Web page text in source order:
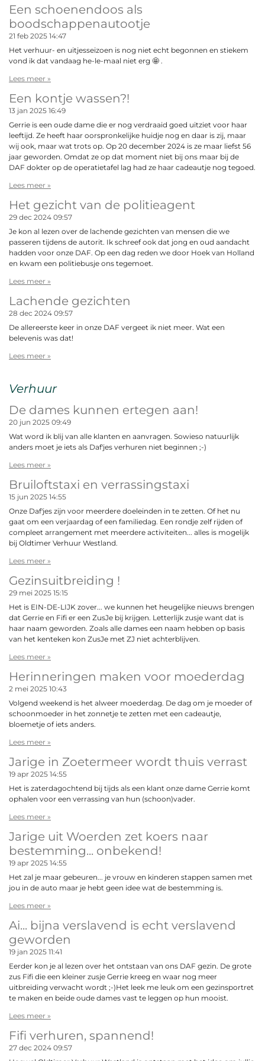
Een schoenendoos als
boodschappenautootje
21 feb 2025 14:47
Het verhuur- en uitjesseizoen is nog niet echt begonnen en stiekem
vond ik dat vandaag he-le-maal niet erg 🤩 .
Lees meer »
Een kontje wassen?!
13 jan 2025 16:49
Gerrie is een oude dame die er nog verdraaid goed uitziet voor haar
leeftijd. Ze heeft haar oorspronkelijke huidje nog en daar is zij, maar
wij ook, maar wat trots op. Op 20 december 2024 is ze maar liefst 56
jaar geworden. Omdat ze op dat moment niet bij ons maar bij de
DAF dokter op de operatietafel lag had ze haar cadeautje nog tegoed.
Lees meer »
Het gezicht van de politieagent
29 dec 2024 09:57
Je kon al lezen over de lachende gezichten van mensen die we
passeren tijdens de autorit. Ik schreef ook dat jong en oud aandacht
hadden voor onze DAF. Op een dag reden we door Hoek van Holland
en kwam een politiebusje ons tegemoet.
Lees meer »
Lachende gezichten
28 dec 2024 09:57
De allereerste keer in onze DAF vergeet ik niet meer. Wat een
belevenis was dat!
Lees meer »
Verhuur
De dames kunnen ertegen aan!
20 jun 2025 09:49
Wat word ik blij van alle klanten en aanvragen. Sowieso natuurlijk
anders moet je iets als Daf'jes verhuren niet beginnen ;-)
Lees meer »
Bruiloftstaxi en verrassingstaxi
15 jun 2025 14:55
Onze Daf'jes zijn voor meerdere doeleinden in te zetten. Of het nu
gaat om een verjaardag of een familiedag. Een rondje zelf rijden of
compleet arrangement met meerdere activiteiten... alles is mogelijk
bij Oldtimer Verhuur Westland.
Lees meer »
Gezinsuitbreiding !
29 mei 2025 15:15
Het is EIN-DE-LIJK zover... we kunnen het heugelijke nieuws brengen
dat Gerrie en Fifi er een ZusJe bij krijgen. Letterlijk zusje want dat is
haar naam geworden. Zoals alle dames een naam hebben op basis
van het kenteken kon ZusJe met ZJ niet achterblijven.
Lees meer »
Herinneringen maken voor moederdag
2 mei 2025 10:43
Volgend weekend is het alweer moederdag. De dag om je moeder of
schoonmoeder in het zonnetje te zetten met een cadeautje,
bloemetje of iets anders.
Lees meer »
Jarige in Zoetermeer wordt thuis verrast
19 apr 2025 14:55
Het is zaterdagochtend bij tijds als een klant onze dame Gerrie komt
ophalen voor een verrassing van hun (schoon)vader.
Lees meer »
Jarige uit Woerden zet koers naar
bestemming... onbekend!
19 apr 2025 14:55
Het zal je maar gebeuren... je vrouw en kinderen stappen samen met
jou in de auto maar je hebt geen idee wat de bestemming is.
Lees meer »
Ai... bijna verslavend is echt verslavend
geworden
19 jan 2025 11:41
Eerder kon je al lezen over het ontstaan van ons DAF gezin. De grote
zus Fifi die een kleiner zusje Gerrie kreeg en waar nog meer
uitbreiding verwacht wordt ;-)Het leek me leuk om een gezinsportret
te maken en beide oude dames vast te leggen op hun mooist.
Lees meer »
Fifi verhuren, spannend!
27 dec 2024 09:57